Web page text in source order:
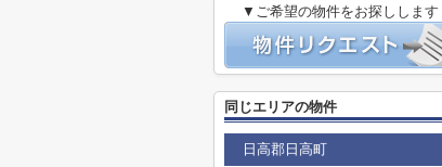
▼ご希望の物件をお探しします
同じエリアの物件
日高郡日高町